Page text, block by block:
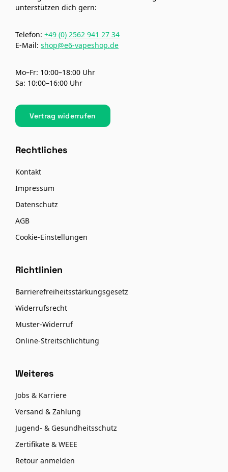
unterstützen dich gern:
Telefon: +49 (0) 2562 941 27 34
E-Mail: shop@e6-vapeshop.de
Mo–Fr: 10:00–18:00 Uhr
Sa: 10:00–16:00 Uhr
Vertrag widerrufen
Rechtliches
Kontakt
Impressum
Datenschutz
AGB
Cookie-Einstellungen
Richtlinien
Barrierefreiheitsstärkungsgesetz
Widerrufsrecht
Muster-Widerruf
Online-Streitschlichtung
Weiteres
Jobs & Karriere
Versand & Zahlung
Jugend- & Gesundheitsschutz
Zertifikate & WEEE
Retour anmelden